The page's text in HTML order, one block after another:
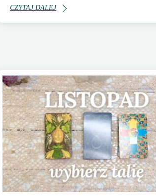
CZYTAJ DALEJ